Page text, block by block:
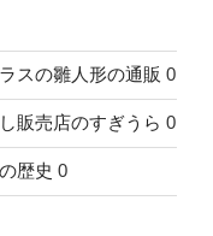
スの雛人形の通販 0
販売店のすぎうら 0
歴史 0